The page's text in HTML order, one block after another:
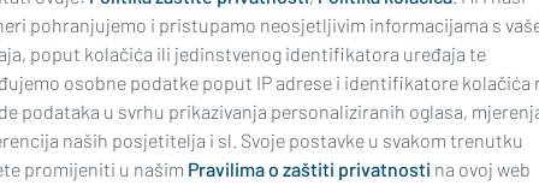
najnoviji
pohranjujemo i pristupamo neosjetljivim informacijama s
poput kolačića ili jedinstvenog identifikatora uređaja te
osobne podatke poput IP adrese i identifikatore kolačića
podataka u svrhu prikazivanja personaliziranih oglasa,
naših posjetitelja i sl. Svoje postavke u svakom trenutku
promijeniti u našim Pravilima o zaštiti privatnosti na ovoj web